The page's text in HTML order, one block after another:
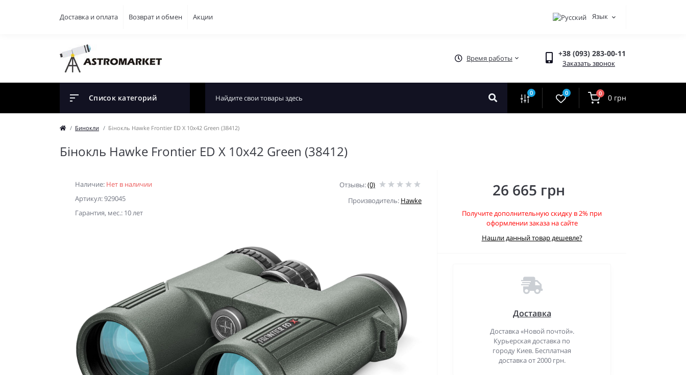
Доставка и оплата Возврат и обмен Акции Язык
Время работы +38 (093) 283-00-11
Заказать звонок
Список категорий 0 0 0 0 грн
Бинокли Бінокль Hawke Frontier ED X 10x42 Green (38412)
Бінокль Hawke Frontier ED X 10x42 Green (38412)
Наличие: Нет в наличии
Артикул: 929045
Гарантия, мес.: 10 лет
Отзывы:(0)
Производитель: Hawke
26 665 грн
Получите дополнительную скидку в 2% при
оформлении заказа на сайте
Нашли данный товар дешевле?
Доставка
Доставка «Новой почтой».
Курьерская доставка по
городу Киев. Бесплатная
доставка от 2000 грн.